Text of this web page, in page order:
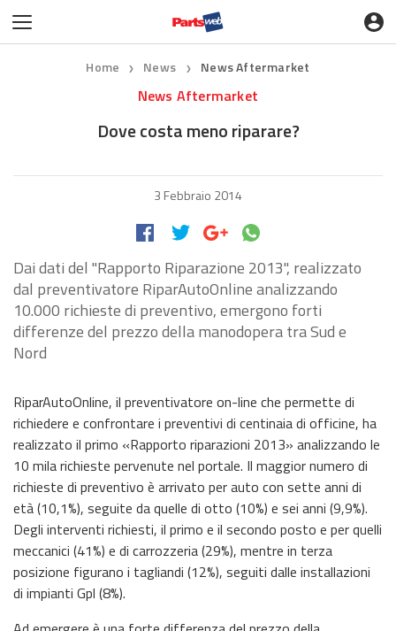
Home ❯ News ❯ News Aftermarket
News Aftermarket
Dove costa meno riparare?
3 Febbraio 2014
Dai dati del "Rapporto Riparazione 2013", realizzato
dal preventivatore RiparAutoOnline analizzando
10.000 richieste di preventivo, emergono forti
differenze del prezzo della manodopera tra Sud e
Nord
RiparAutoOnline, il preventivatore on-line che permette di
richiedere e confrontare i preventivi di centinaia di officine, ha
realizzato il primo «Rapporto riparazioni 2013» analizzando le
10 mila richieste pervenute nel portale. Il maggior numero di
richieste di preventivo è arrivato per auto con sette anni di
età (10,1%), seguite da quelle di otto (10%) e sei anni (9,9%).
Degli interventi richiesti, il primo e il secondo posto e per quelli
meccanici (41%) e di carrozzeria (29%), mentre in terza
posizione figurano i tagliandi (12%), seguiti dalle installazioni
di impianti Gpl (8%).